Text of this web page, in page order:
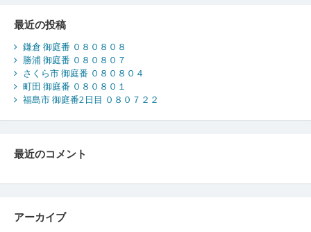
最近の投稿
鎌倉 御庭番 ０８０８０８
勝浦 御庭番 ０８０８０７
さくら市 御庭番 ０８０８０４
町田 御庭番 ０８０８０１
福島市 御庭番2日目 ０８０７２２
最近のコメント
アーカイブ